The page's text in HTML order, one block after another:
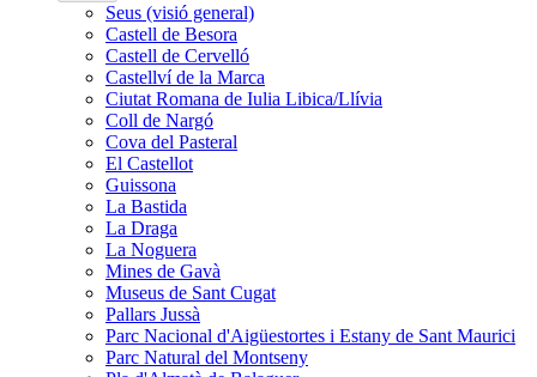
Seus (visió general)
Castell de Besora
Castell de Cervelló
Castellví de la Marca
Ciutat Romana de Iulia Libica/Llívia
Coll de Nargó
Cova del Pasteral
El Castellot
Guissona
La Bastida
La Draga
La Noguera
Mines de Gavà
Museus de Sant Cugat
Pallars Jussà
Parc Nacional d'Aigüestortes i Estany de Sant Maurici
Parc Natural del Montseny